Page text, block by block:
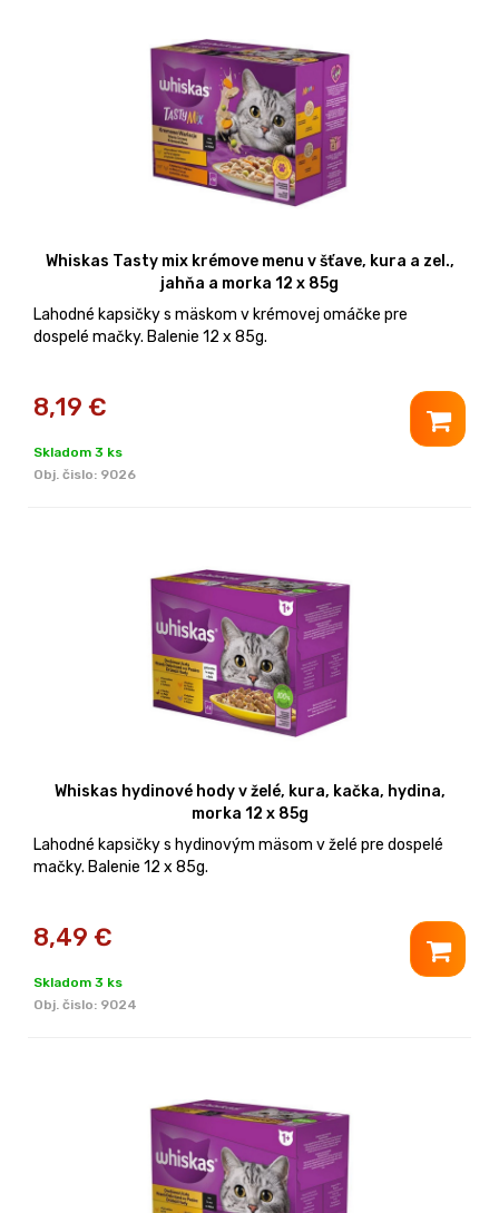
Whiskas Tasty mix krémove menu v šťave, kura a zel.,
jahňa a morka 12 x 85g
Lahodné kapsičky s mäskom v krémovej omáčke pre
dospelé mačky. Balenie 12 x 85g.
8,19 €
Skladom 3 ks
Obj. čislo: 9026
Whiskas hydinové hody v želé, kura, kačka, hydina,
morka 12 x 85g
Lahodné kapsičky s hydinovým mäsom v želé pre dospelé
mačky. Balenie 12 x 85g.
8,49 €
Skladom 3 ks
Obj. čislo: 9024